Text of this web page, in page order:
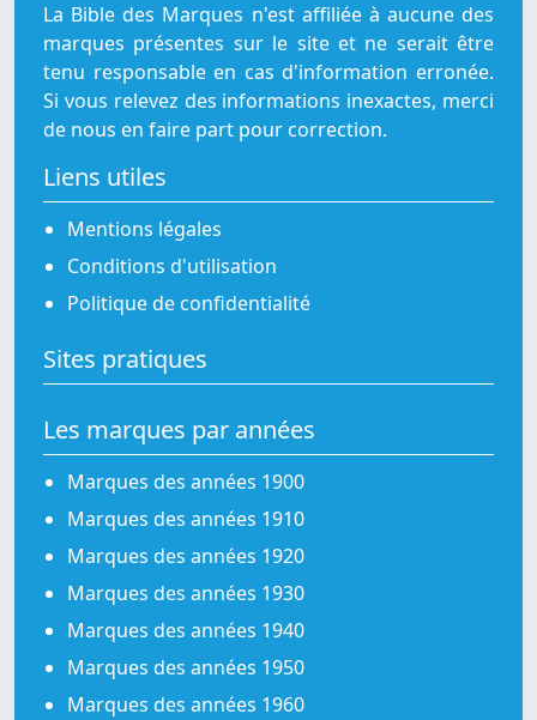
La Bible des Marques n'est affiliée à aucune des
marques présentes sur le site et ne serait être
tenu responsable en cas d'information erronée.
Si vous relevez des informations inexactes, merci
de nous en faire part pour correction.
Liens utiles
Mentions légales
Conditions d'utilisation
Politique de confidentialité
Sites pratiques
Les marques par années
Marques des années 1900
Marques des années 1910
Marques des années 1920
Marques des années 1930
Marques des années 1940
Marques des années 1950
Marques des années 1960